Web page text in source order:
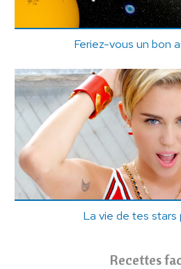
Feriez-vous un bon
La vie de tes stars
Recettes